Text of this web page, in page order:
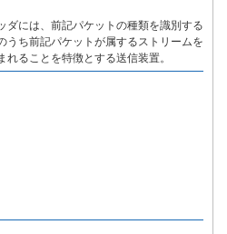
ダには、前記パケットの種類を識別する
うち前記パケットが属するストリームを
ることを特徴とする送信装置。